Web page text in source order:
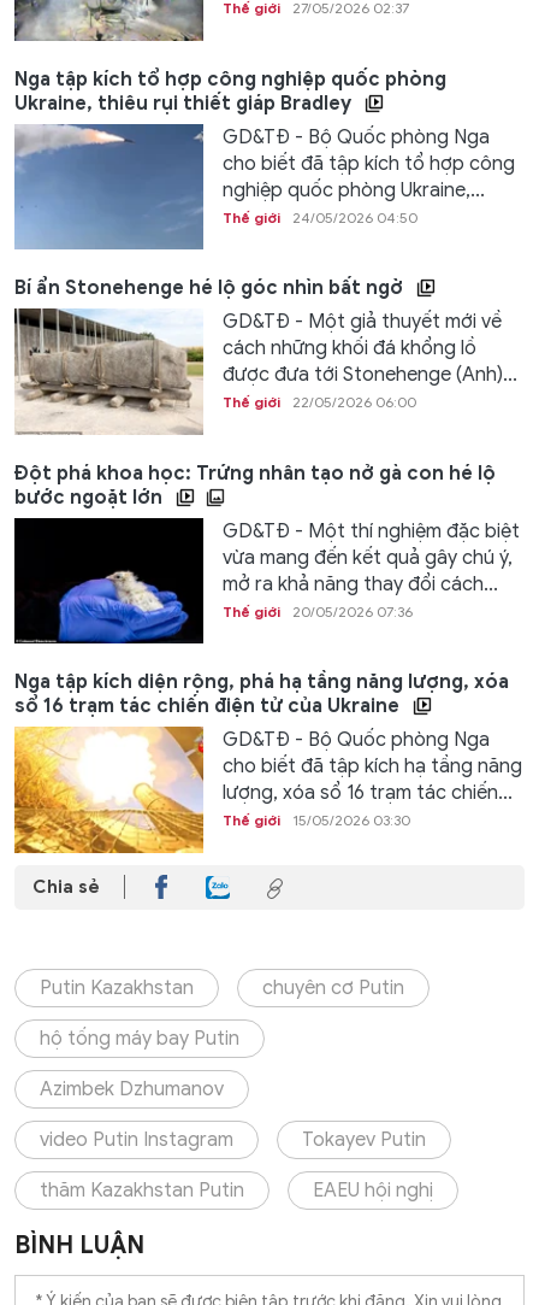
Thế giới 27/05/2026 02:37
Nga tập kích tổ hợp công nghiệp quốc phòng
Ukraine, thiêu rụi thiết giáp Bradley
GD&TĐ - Bộ Quốc phòng Nga
cho biết đã tập kích tổ hợp công
nghiệp quốc phòng Ukraine,...
Thế giới 24/05/2026 04:50
Bí ẩn Stonehenge hé lộ góc nhìn bất ngờ
GD&TĐ - Một giả thuyết mới về
cách những khối đá khổng lồ
được đưa tới Stonehenge (Anh)...
Thế giới 22/05/2026 06:00
Đột phá khoa học: Trứng nhân tạo nở gà con hé lộ
bước ngoặt lớn
GD&TĐ - Một thí nghiệm đặc biệt
vừa mang đến kết quả gây chú ý,
mở ra khả năng thay đổi cách...
Thế giới 20/05/2026 07:36
Nga tập kích diện rộng, phá hạ tầng năng lượng, xóa
sổ 16 trạm tác chiến điện tử của Ukraine
GD&TĐ - Bộ Quốc phòng Nga
cho biết đã tập kích hạ tầng năng
lượng, xóa sổ 16 trạm tác chiến...
Thế giới 15/05/2026 03:30
Chia sẻ
Putin Kazakhstan chuyên cơ Putin
hộ tống máy bay Putin
Azimbek Dzhumanov
video Putin Instagram Tokayev Putin
thăm Kazakhstan Putin EAEU hội nghị
BÌNH LUẬN